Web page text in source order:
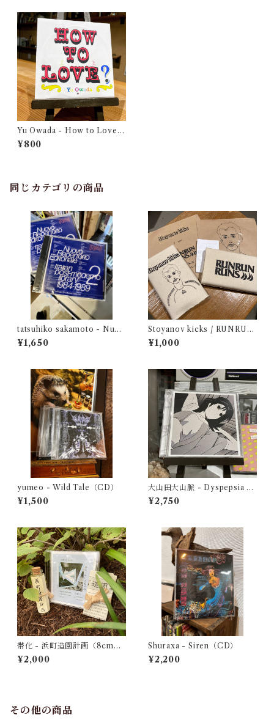
Yu Owada - How to Love?
（CD-R）
¥800
同じカテゴリの商品
tatsuhiko sakamoto - Nuov
o Repertorio Editoriale Ital
ian post-moderno library 2
¥1,650
Stoyanov kicks / RUNRUN
RUNS - split
¥1,000
yumeo - Wild Tale（CD）
¥1,500
大山田大山脈 - Dyspepsia O
riginal Sound Track（CD）
¥2,750
帯化 - 浜町造園計画（8cmC
D）
¥2,000
Shuraxa - Siren（CD）
¥2,200
その他の商品